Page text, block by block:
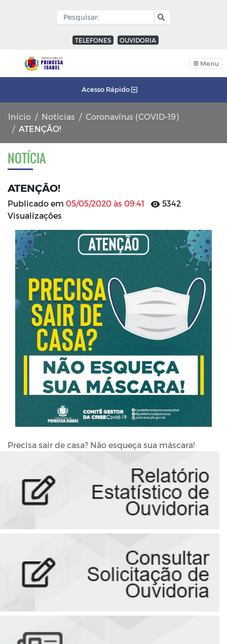
TELEFONES OUVIDORIA
Menu
Acesso Rápido
Início Notícias
Coronavírus (COVID-19)
ATENÇÃO!
NOTÍCIA
ATENÇÃO!
Publicado em 05/05/2020 às 09:41
5342
Visualizações
Precisa sair de casa? Não esqueça sua máscara!